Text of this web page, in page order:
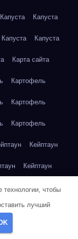
Капуста Капуста
Капуста Капуста
Карта сайта
Картофель
Картофель
Картофель
Кейптаун
Кейптаун
Кейптаун
Кейптаун
технологии, чтобы
лучший